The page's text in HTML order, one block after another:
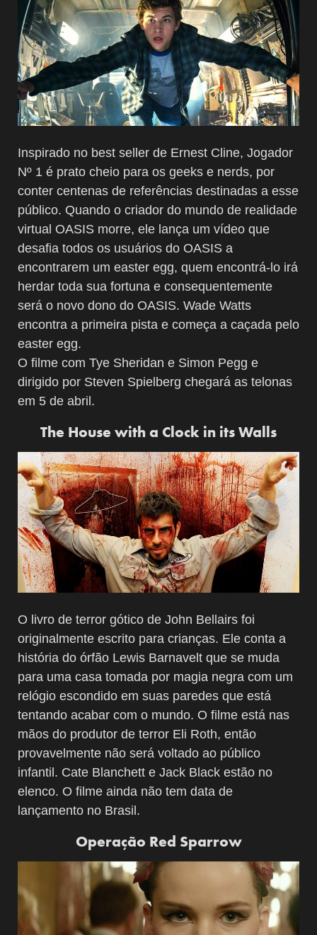
Inspirado no best seller de Ernest Cline, Jogador
Nº 1 é prato cheio para os geeks e nerds, por
conter centenas de referências destinadas a esse
público. Quando o criador do mundo de realidade
virtual OASIS morre, ele lança um vídeo que
desafia todos os usuários do OASIS a
encontrarem um easter egg, quem encontrá-lo irá
herdar toda sua fortuna e consequentemente
será o novo dono do OASIS. Wade Watts
encontra a primeira pista e começa a caçada pelo
easter egg.
O filme com Tye Sheridan e Simon Pegg e
dirigido por Steven Spielberg chegará as telonas
em 5 de abril.
The House with a Clock in its Walls
O livro de terror gótico de John Bellairs foi
originalmente escrito para crianças. Ele conta a
história do órfão Lewis Barnavelt que se muda
para uma casa tomada por magia negra com um
relógio escondido em suas paredes que está
tentando acabar com o mundo. O filme está nas
mãos do produtor de terror Eli Roth, então
provavelmente não será voltado ao público
infantil. Cate Blanchett e Jack Black estão no
elenco. O filme ainda não tem data de
lançamento no Brasil.
Operação Red Sparrow